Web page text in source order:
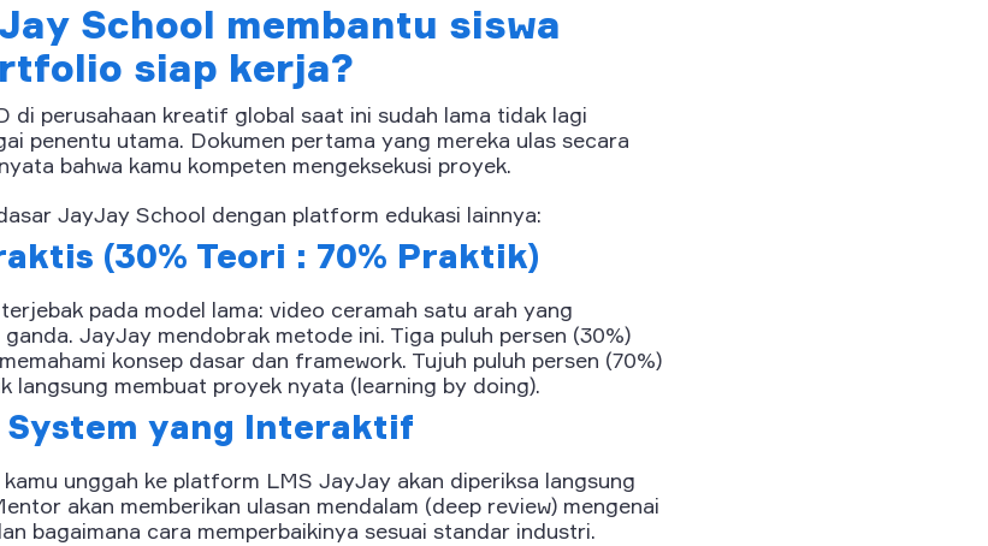
School membantu siswa
siap kerja?
di perusahaan kreatif global saat ini sudah lama tidak lagi
penentu utama. Dokumen pertama yang mereka ulas secara
bahwa kamu kompeten mengeksekusi proyek.
JayJay School dengan platform edukasi lainnya:
(30% Teori : 70% Praktik)
pada model lama: video ceramah satu arah yang
JayJay mendobrak metode ini. Tiga puluh persen (30%)
konsep dasar dan framework. Tujuh puluh persen (70%)
langsung membuat proyek nyata (learning by doing).
System yang Interaktif
unggah ke platform LMS JayJay akan diperiksa langsung
akan memberikan ulasan mendalam (deep review) mengenai
bagaimana cara memperbaikinya sesuai standar industri.